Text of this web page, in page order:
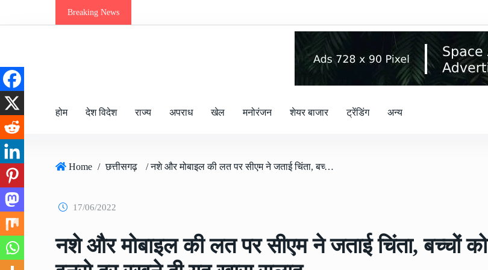
Breaking News
होम देश विदेश राज्य अपराध खेल मनोरंजन शेयर बाजार ट्रेंडिंग अन्य
Home / छत्तीसगढ़ / नशे और मोबाइल की लत पर सीएम ने जताई चिंता, बच्चों को इनसे दूर रखने दी यह खास सलाह
17/06/2022
नशे और मोबाइल की लत पर सीएम ने जताई चिंता, बच्चों को